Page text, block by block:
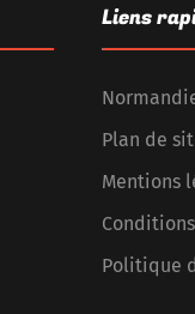
Liens
Plan de
Mentions
Politique